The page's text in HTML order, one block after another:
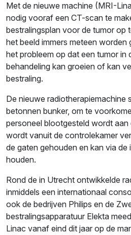
Met de nieuwe machine (MRI-
nodig vooraf een CT-scan te
bestralingsplan voor de tumor op
het beeld immers meteen
het probleem op dat een tumor in
behandeling kan groeien of kan
bestraling.
De nieuwe radiotherapiemachine
betonnen bunker, om te
personeel blootgesteld wordt aan
wordt vanuit de controlekamer
de gaten gehouden en kan via
houden.
Rond de in Utrecht ontwikkelde
inmiddels een internationaal
ook de bedrijven Philips en de
bestralingsapparatuur Elekta
Linac vanaf eind dit jaar op de